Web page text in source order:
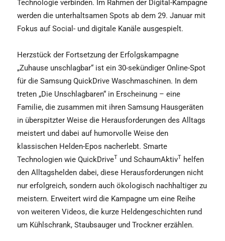
Technologie verbinden. Im Rahmen der Digital-Kampagne
werden die unterhaltsamen Spots ab dem 29. Januar mit
Fokus auf Social- und digitale Kanäle ausgespielt.
Herzstück der Fortsetzung der Erfolgskampagne
„Zuhause unschlagbar“ ist ein 30-sekündiger Online-Spot
für die Samsung QuickDrive Waschmaschinen. In dem
treten „Die Unschlagbaren“ in Erscheinung – eine
Familie, die zusammen mit ihren Samsung Hausgeräten
in überspitzter Weise die Herausforderungen des Alltags
meistert und dabei auf humorvolle Weise den
klassischen Helden-Epos nacherlebt. Smarte
Technologien wie QuickDriveT und SchaumAktivT helfen
den Alltagshelden dabei, diese Herausforderungen nicht
nur erfolgreich, sondern auch ökologisch nachhaltiger zu
meistern. Erweitert wird die Kampagne um eine Reihe
von weiteren Videos, die kurze Heldengeschichten rund
um Kühlschrank, Staubsauger und Trockner erzählen.